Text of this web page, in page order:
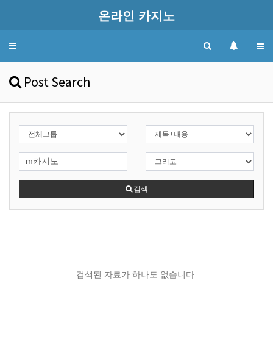
온라인 카지노
Toggle
Post Search
검색
검색된 자료가 하나도 없습니다.